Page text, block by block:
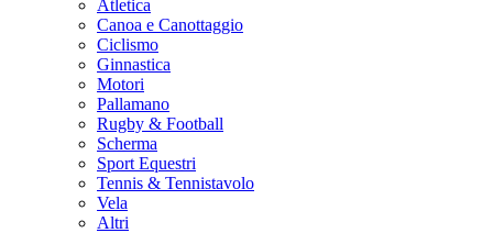
Atletica
Canoa e Canottaggio
Ciclismo
Ginnastica
Motori
Pallamano
Rugby & Football
Scherma
Sport Equestri
Tennis & Tennistavolo
Vela
Altri